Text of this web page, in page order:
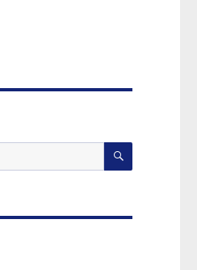
SEARCH